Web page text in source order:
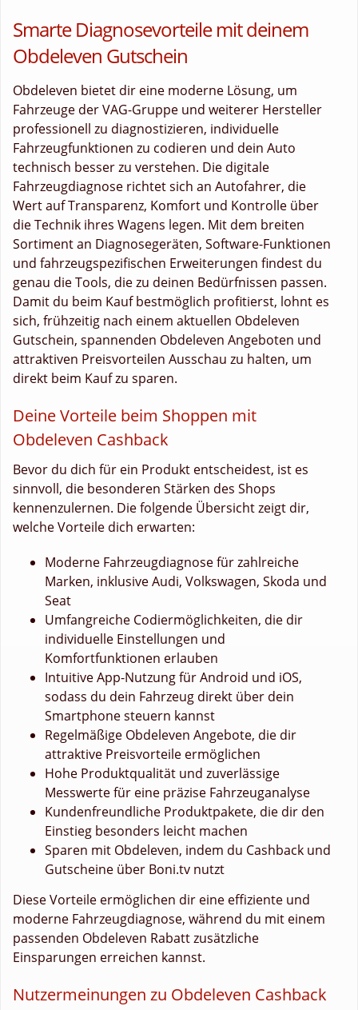
Smarte Diagnosevorteile mit deinem
Obdeleven Gutschein
Obdeleven bietet dir eine moderne Lösung, um
Fahrzeuge der VAG-Gruppe und weiterer Hersteller
professionell zu diagnostizieren, individuelle
Fahrzeugfunktionen zu codieren und dein Auto
technisch besser zu verstehen. Die digitale
Fahrzeugdiagnose richtet sich an Autofahrer, die
Wert auf Transparenz, Komfort und Kontrolle über
die Technik ihres Wagens legen. Mit dem breiten
Sortiment an Diagnosegeräten, Software-Funktionen
und fahrzeugspezifischen Erweiterungen findest du
genau die Tools, die zu deinen Bedürfnissen passen.
Damit du beim Kauf bestmöglich profitierst, lohnt es
sich, frühzeitig nach einem aktuellen Obdeleven
Gutschein, spannenden Obdeleven Angeboten und
attraktiven Preisvorteilen Ausschau zu halten, um
direkt beim Kauf zu sparen.
Deine Vorteile beim Shoppen mit
Obdeleven Cashback
Bevor du dich für ein Produkt entscheidest, ist es
sinnvoll, die besonderen Stärken des Shops
kennenzulernen. Die folgende Übersicht zeigt dir,
welche Vorteile dich erwarten:
Moderne Fahrzeugdiagnose für zahlreiche
Marken, inklusive Audi, Volkswagen, Skoda und
Seat
Umfangreiche Codiermöglichkeiten, die dir
individuelle Einstellungen und
Komfortfunktionen erlauben
Intuitive App-Nutzung für Android und iOS,
sodass du dein Fahrzeug direkt über dein
Smartphone steuern kannst
Regelmäßige Obdeleven Angebote, die dir
attraktive Preisvorteile ermöglichen
Hohe Produktqualität und zuverlässige
Messwerte für eine präzise Fahrzeuganalyse
Kundenfreundliche Produktpakete, die dir den
Einstieg besonders leicht machen
Sparen mit Obdeleven, indem du Cashback und
Gutscheine über Boni.tv nutzt
Diese Vorteile ermöglichen dir eine effiziente und
moderne Fahrzeugdiagnose, während du mit einem
passenden Obdeleven Rabatt zusätzliche
Einsparungen erreichen kannst.
Nutzermeinungen zu Obdeleven Cashback